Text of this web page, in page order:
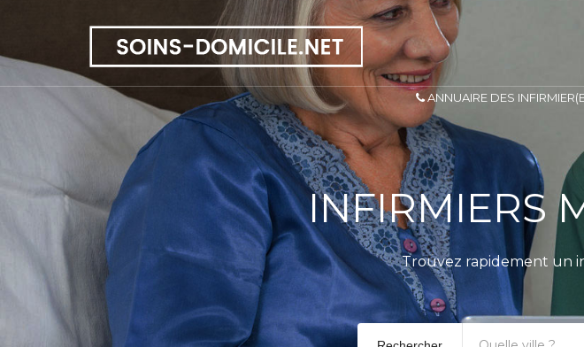
ANNUAIRE DES
INFIRMIERS
Trouvez rapidement un